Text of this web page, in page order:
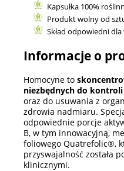
Kapsułka 100%
Produkt wolny od
Skład odpowiedni dla
Informacje o
Homocyne to
niezbędnych do
oraz do usuwania z
zdrowia nadmiaru.
odpowiednie porcje
B, w tym innowacyjną,
foliowego Quatrefolic®,
przyswajalność została
klinicznymi.